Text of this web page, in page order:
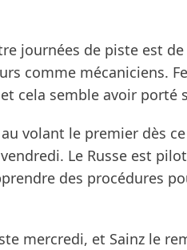
journées de piste est
comme mécaniciens.
et cela semble avoir porté
volant le premier dès
Le Russe est
des procédures
mercredi, et Sainz le